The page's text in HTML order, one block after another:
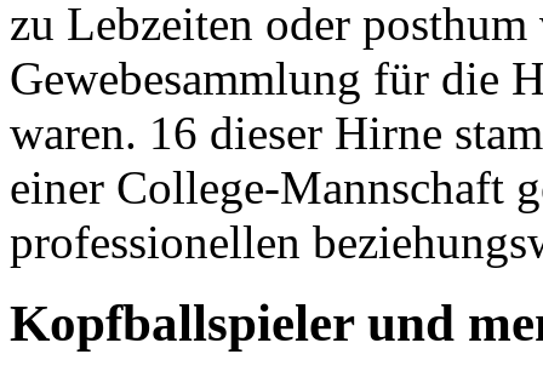
zu Lebzeiten oder
Gewebesammlung für die
waren. 16 dieser Hirne
einer College-Mannschaft
professionellen
Kopfballspieler und